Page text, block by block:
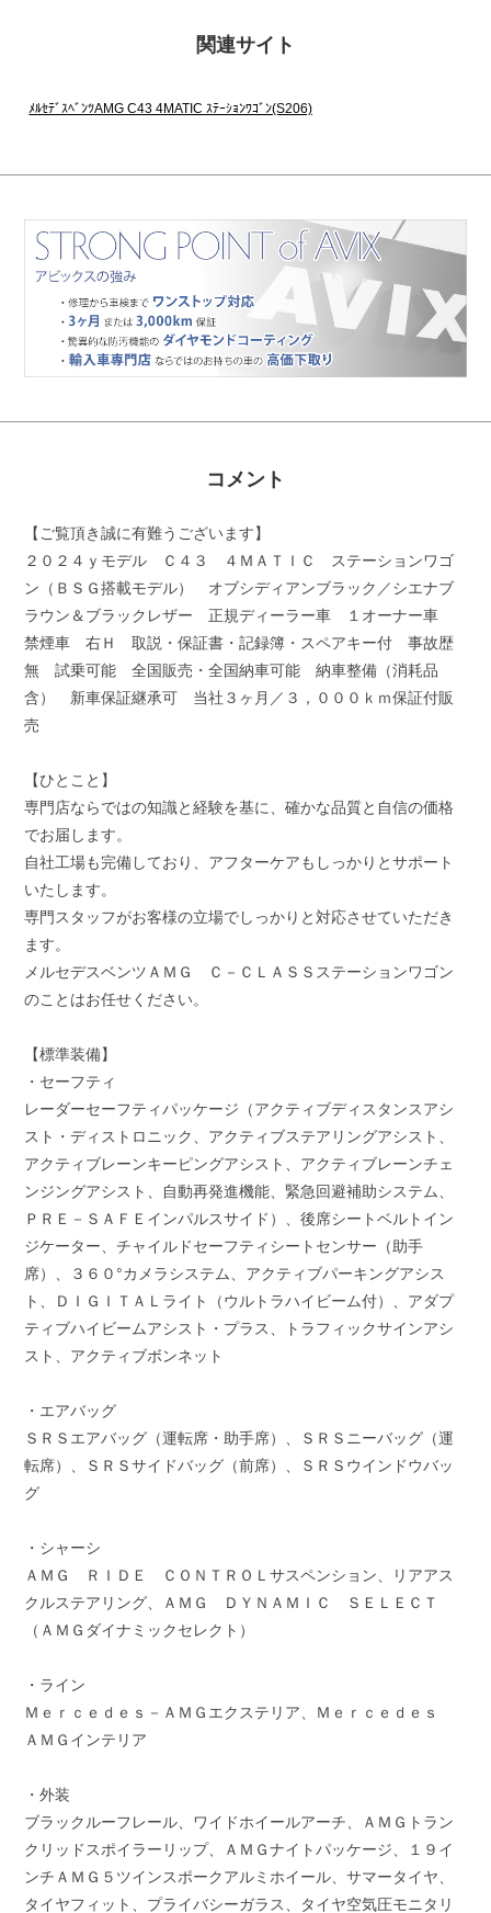
関連サイト
ﾒﾙｾﾃﾞｽﾍﾞﾝﾂAMG C43 4MATIC ｽﾃｰｼｮﾝﾜｺﾞﾝ(S206)
コメント
【ご覧頂き誠に有難うございます】
２０２４ｙモデル Ｃ４３ ４ＭＡＴＩＣ ステーションワゴ
ン（ＢＳＧ搭載モデル） オブシディアンブラック／シエナブ
ラウン＆ブラックレザー 正規ディーラー車 １オーナー車
禁煙車 右Ｈ 取説・保証書・記録簿・スペアキー付 事故歴
無 試乗可能 全国販売・全国納車可能 納車整備（消耗品
含） 新車保証継承可 当社３ヶ月／３，０００ｋｍ保証付販
売
【ひとこと】
専門店ならではの知識と経験を基に、確かな品質と自信の価格
でお届します。
自社工場も完備しており、アフターケアもしっかりとサポート
いたします。
専門スタッフがお客様の立場でしっかりと対応させていただき
ます。
メルセデスベンツＡＭＧ Ｃ－ＣＬＡＳＳステーションワゴン
のことはお任せください。
【標準装備】
・セーフティ
レーダーセーフティパッケージ（アクティブディスタンスアシ
スト・ディストロニック、アクティブステアリングアシスト、
アクティブレーンキーピングアシスト、アクティブレーンチェ
ンジングアシスト、自動再発進機能、緊急回避補助システム、
ＰＲＥ－ＳＡＦＥインパルスサイド）、後席シートベルトイン
ジケーター、チャイルドセーフティシートセンサー（助手
席）、３６０°カメラシステム、アクティブパーキングアシス
ト、ＤＩＧＩＴＡＬライト（ウルトラハイビーム付）、アダプ
ティブハイビームアシスト・プラス、トラフィックサインアシ
スト、アクティブボンネット
・エアバッグ
ＳＲＳエアバッグ（運転席・助手席）、ＳＲＳニーバッグ（運
転席）、ＳＲＳサイドバッグ（前席）、ＳＲＳウインドウバッ
グ
・シャーシ
ＡＭＧ ＲＩＤＥ ＣＯＮＴＲＯＬサスペンション、リアアス
クルステアリング、ＡＭＧ ＤＹＮＡＭＩＣ ＳＥＬＥＣＴ
（ＡＭＧダイナミックセレクト）
・ライン
Ｍｅｒｃｅｄｅｓ－ＡＭＧエクステリア、Ｍｅｒｃｅｄｅｓ
ＡＭＧインテリア
・外装
ブラックルーフレール、ワイドホイールアーチ、ＡＭＧトラン
クリッドスポイラーリップ、ＡＭＧナイトパッケージ、１９イ
ンチＡＭＧ５ツインスポークアルミホイール、サマータイヤ、
タイヤフィット、プライバシーガラス、タイヤ空気圧モニタリ